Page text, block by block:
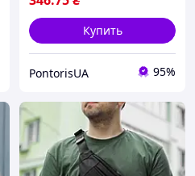
Купить
PontorisUA 95%